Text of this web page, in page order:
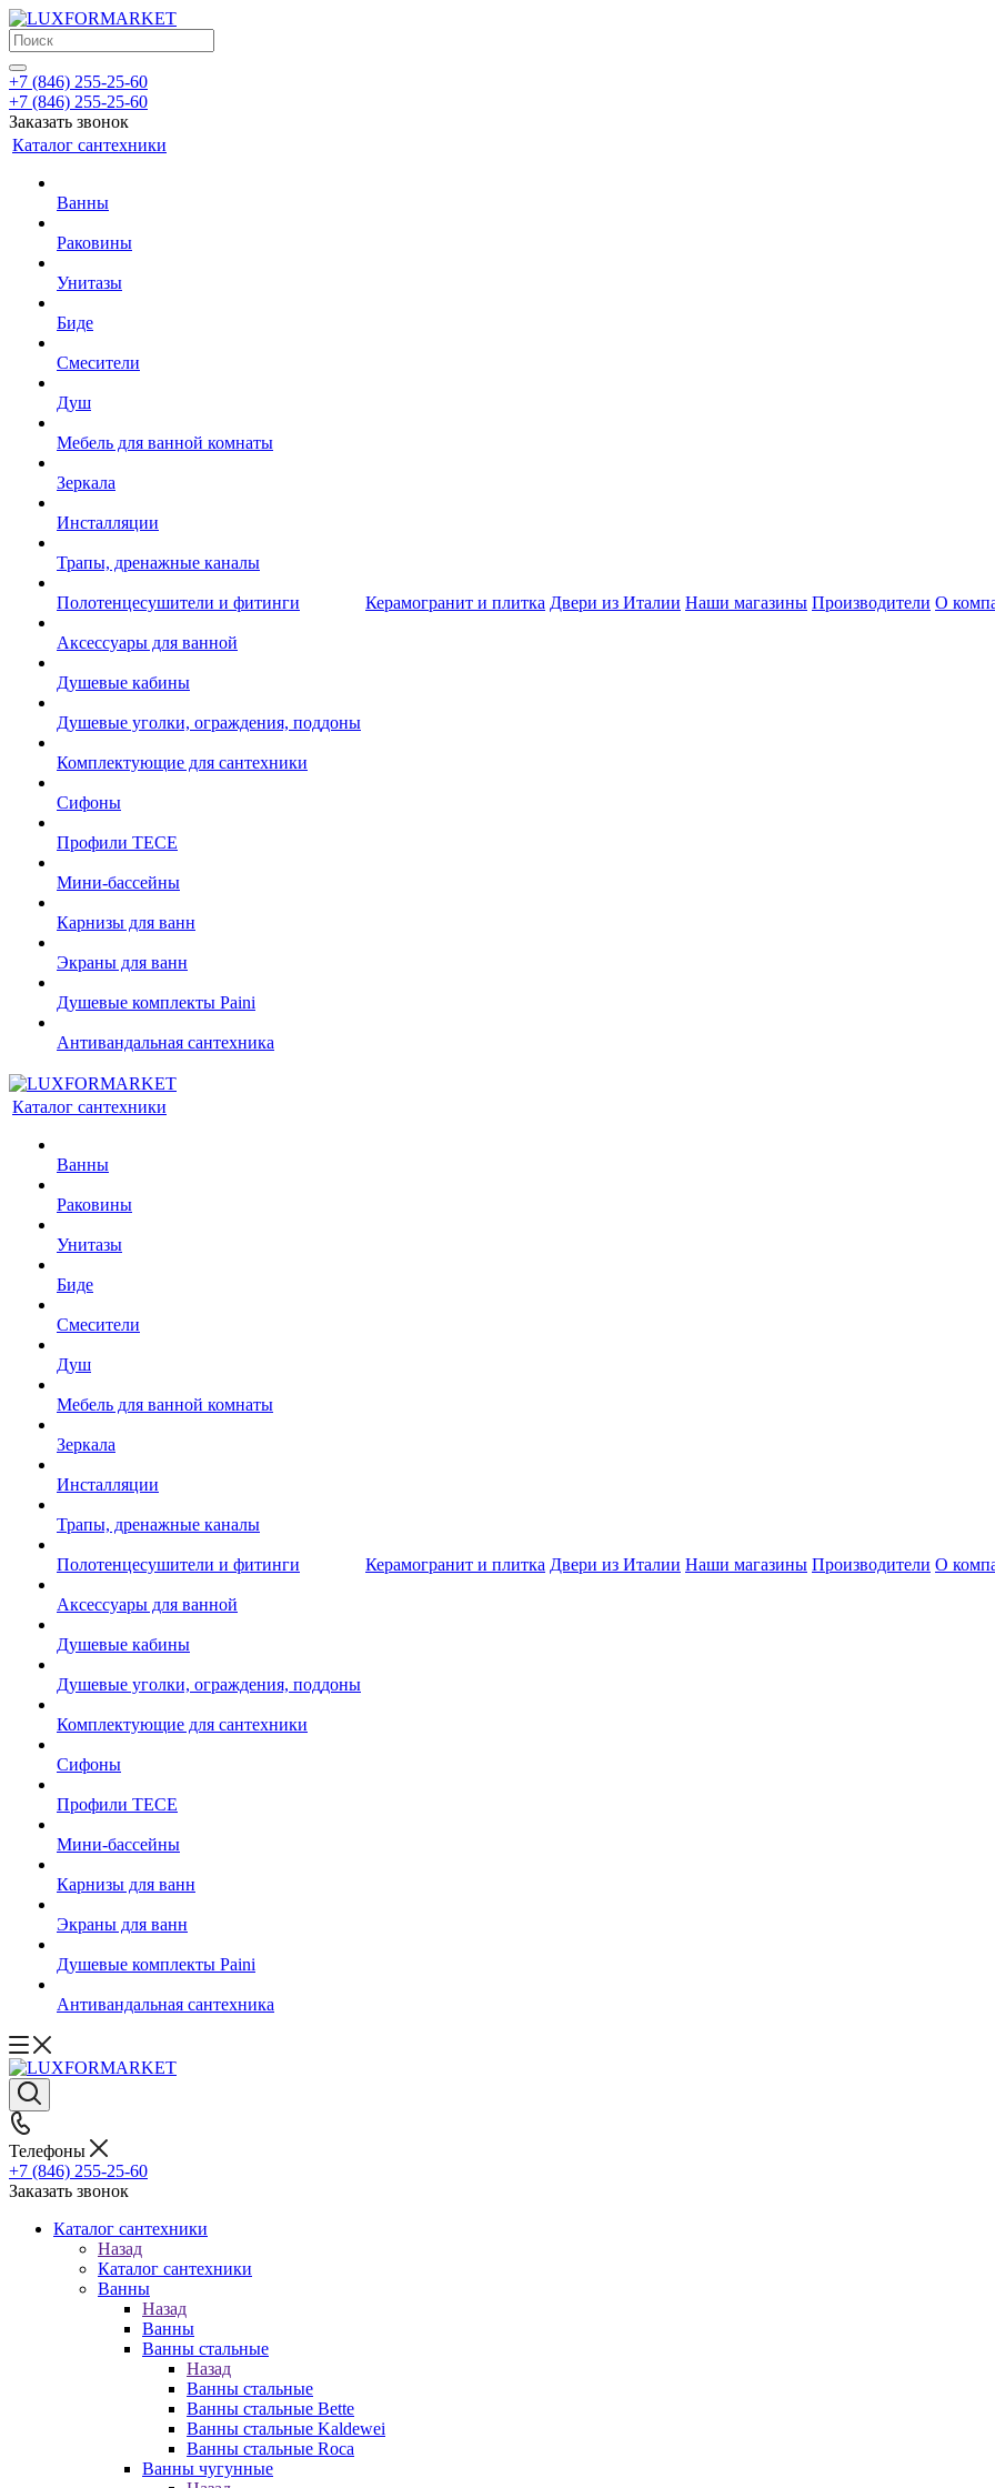
+7 (846) 255-25-60
+7 (846) 255-25-60
Заказать звонок
Каталог сантехники
Ванны
Раковины
Унитазы
Биде
Смесители
Душ
Мебель для ванной комнаты
Зеркала
Инсталляции
Трапы, дренажные каналы
Полотенцесушители и фитинги
Аксессуары для ванной
Душевые кабины
Душевые уголки, ограждения, поддоны
Комплектующие для сантехники
Сифоны
Профили TECE
Мини-бассейны
Карнизы для ванн
Экраны для ванн
Душевые комплекты Paini
Антивандальная сантехника
Керамогранит и плитка Двери из Италии Наши магазины Производители О
Каталог сантехники
Ванны
Раковины
Унитазы
Биде
Смесители
Душ
Мебель для ванной комнаты
Зеркала
Инсталляции
Трапы, дренажные каналы
Полотенцесушители и фитинги
Аксессуары для ванной
Душевые кабины
Душевые уголки, ограждения, поддоны
Комплектующие для сантехники
Сифоны
Профили TECE
Мини-бассейны
Карнизы для ванн
Экраны для ванн
Душевые комплекты Paini
Антивандальная сантехника
Керамогранит и плитка Двери из Италии Наши магазины Производители О
Телефоны
+7 (846) 255-25-60
Заказать звонок
Каталог сантехники
Назад
Каталог сантехники
Ванны
Назад
Ванны
Ванны стальные
Назад
Ванны стальные
Ванны стальные Bette
Ванны стальные Kaldewei
Ванны стальные Roca
Ванны чугунные